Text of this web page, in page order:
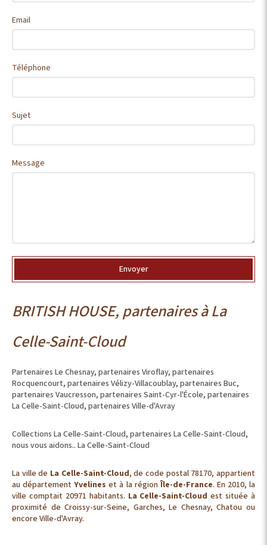
Email
Téléphone
Sujet
Message
Envoyer
BRITISH HOUSE, partenaires à La
Celle-Saint-Cloud
Partenaires Le Chesnay, partenaires Viroflay, partenaires
Rocquencourt, partenaires Vélizy-Villacoublay, partenaires Buc,
partenaires Vaucresson, partenaires Saint-Cyr-l'École, partenaires
La Celle-Saint-Cloud, partenaires Ville-d'Avray
Collections La Celle-Saint-Cloud, partenaires La Celle-Saint-Cloud,
nous vous aidons.. La Celle-Saint-Cloud
La ville de La Celle-Saint-Cloud, de code postal 78170, appartient
au départementYvelines et à la régionÎle-de-France. En 2010, la
ville comptait 20971 habitants. La Celle-Saint-Cloud est située à
proximité de Croissy-sur-Seine, Garches, Le Chesnay, Chatou ou
encore Ville-d'Avray.